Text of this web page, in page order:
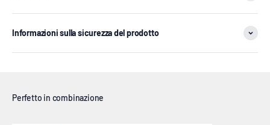
Informazioni sulla sicurezza del prodotto